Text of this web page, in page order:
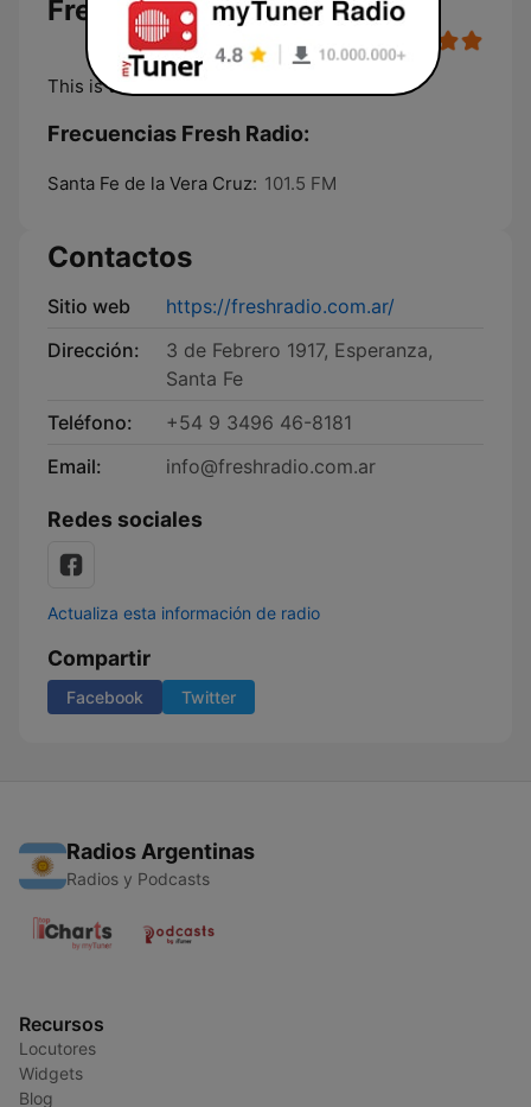
Fresh Radio en vivo
This is the sound
Frecuencias Fresh Radio:
Santa Fe de la Vera Cruz: 101.5 FM
Contactos
Sitio web
https://freshradio.com.ar/
Dirección:
3 de Febrero 1917, Esperanza,
Santa Fe
Teléfono:
+54 9 3496 46-8181
Email:
info@freshradio.com.ar
Redes sociales
Actualiza esta información de radio
Compartir
Facebook Twitter
Radios Argentinas
Radios y Podcasts
Recursos
Locutores
Widgets
Blog